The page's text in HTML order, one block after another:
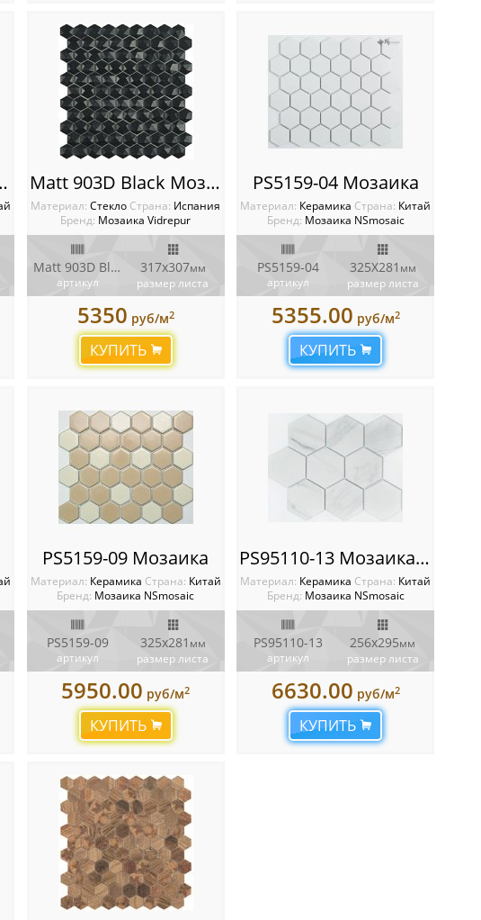
Imagine Matt 903D Black Мозаика Vidrepur Hexagon
Материал:Стекло Cтрана: Испания
Бренд: Мозаика Vidrepur
Matt 903D Black
артикул
317x307мм
размер листа
5350 руб/м2
КУПИТЬ
PS5159-04 Мозаика
Материал: Керамика Cтрана: Китай
Бренд: Мозаика NSmosaic
PS5159-04
артикул
325X281 мм
размер листа
5355.00 руб/м2
КУПИТЬ
PS5159-09 Мозаика
Материал: Керамика Cтрана: Китай
Бренд: Мозаика NSmosaic
PS5159-09
артикул
325x281 мм
размер листа
5950.00 руб/м2
КУПИТЬ
PS95110-13 Мозаика NSmosaic
Материал: Керамика Cтрана: Китай
Бренд: Мозаика NSmosaic
PS95110-13
артикул
256х295мм
размер листа
6630.00 руб/м2
КУПИТЬ